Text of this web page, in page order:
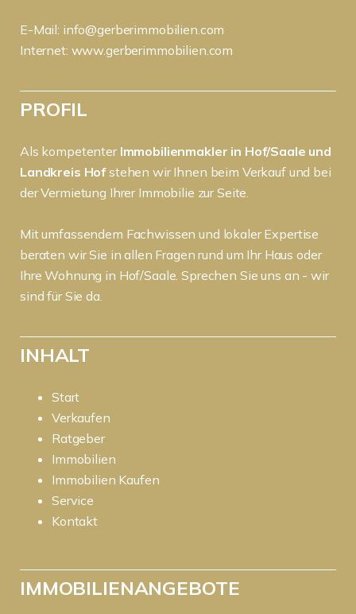
E-Mail: info@gerberimmobilien.com
Internet: www.gerberimmobilien.com
PROFIL
Als kompetenter Immobilienmakler in Hof/Saale und
Landkreis Hofstehen wir Ihnen beim Verkauf und bei
der Vermietung Ihrer Immobilie zur Seite.
Mit umfassendem Fachwissen und lokaler Expertise
beraten wir Sie in allen Fragen rund um Ihr Haus oder
Ihre Wohnung in Hof/Saale. Sprechen Sie uns an - wir
sind für Sie da.
INHALT
Start
Verkaufen
Ratgeber
Immobilien
Immobilien Kaufen
Service
Kontakt
IMMOBILIENANGEBOTE